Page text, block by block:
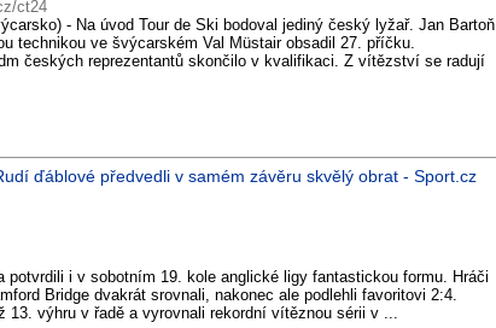
ct24
- Na úvod Tour de Ski bodoval jediný český lyžař. Jan Bartoň
technikou ve švýcarském Val Müstair obsadil 27. příčku.
českých reprezentantů skončilo v kvalifikaci. Z vítězství se radují
ďáblové předvedli v samém závěru skvělý obrat - Sport.cz
potvrdili i v sobotním 19. kole anglické ligy fantastickou formu. Hráči
Bridge dvakrát srovnali, nakonec ale podlehli favoritovi 2:4.
13. výhru v řadě a vyrovnali rekordní vítěznou sérii v ...